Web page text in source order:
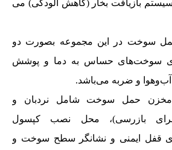
بازیافت بخار (کاهش آلودگی) می
حمل سوخت در این مجموعه بصورت دو
سوخت‌های حساس به دما و پوشش
آب‌وهوا و ضربه می‌باشد.
مخزن حمل سوخت شامل نردبان و
بازرسی)، محل نصب کپسول
قفل ایمنی و نشانگر سطح سوخت و